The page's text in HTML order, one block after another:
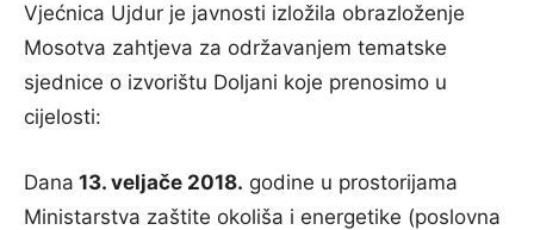
Vjećnica Ujdur je javnosti izložila obrazloženje
Mosotva zahtjeva za održavanjem tematske
sjednice o izvorištu Doljani koje prenosimo u
cijelosti:
Dana 13. veljače 2018. godine u prostorijama
Ministarstva zaštite okoliša i energetike (poslovna